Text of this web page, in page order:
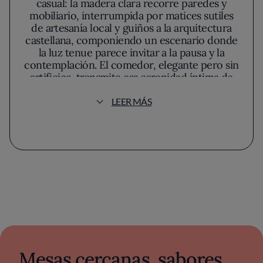
casual: la madera clara recorre paredes y
mobiliario, interrumpida por matices sutiles
de artesanía local y guiños a la arquitectura
castellana, componiendo un escenario donde
la luz tenue parece invitar a la pausa y la
contemplación. El comedor, elegante pero sin
artificios, transmite esa serenidad íntima de
equilibrando calidez rural y líneas
En mesa, la identidad de Curioso se revela a
colectivo que defiende el recetario autóctono
provee verduras que conservan intacta su
LEER MÁS